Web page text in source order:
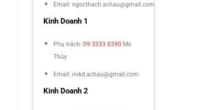
Email: ngocthach.achau@gmail.com
Kinh Doanh 1
Phụ trách: 09 3333 8390 Ms
Thúy
Email: nvkd.achau@gmail.com
Kinh Doanh 2